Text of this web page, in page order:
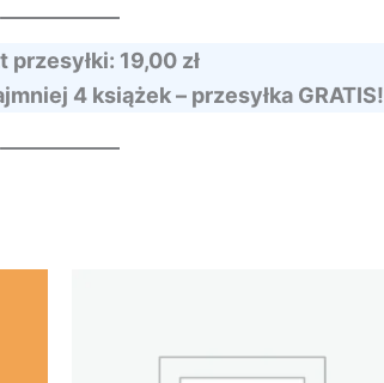
przesyłki: 19,00 zł
4 książek – przesyłka GRATIS!